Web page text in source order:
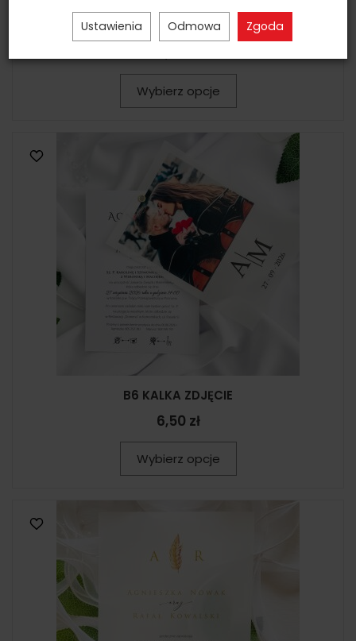
B6 KALKA NIEBIESKI WIANEK
Wybierz opcje
B6 KALKA ZDJĘCIE
6,50 zł
Wybierz opcje
Ustawienia Odmowa Zgoda